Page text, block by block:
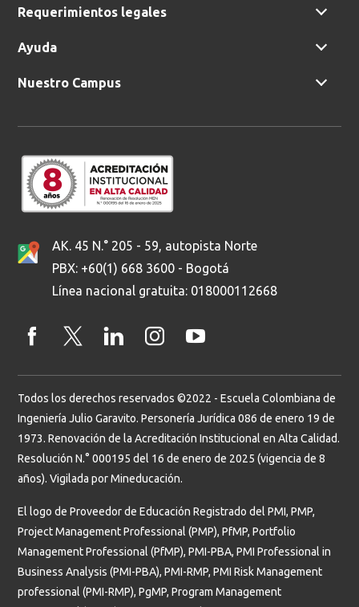
Requerimientos legales
Ayuda
Nuestro Campus
AK. 45 N.° 205 - 59, autopista Norte
PBX: +60(1) 668 3600 - Bogotá
Línea nacional gratuita: 018000112668
Todos los derechos reservados ©2022 - Escuela Colombiana de
Ingeniería Julio Garavito. Personería Jurídica 086 de enero 19 de
1973. Renovación de la Acreditación Institucional en Alta Calidad.
Resolución N.° 000195 del 16 de enero de 2025 (vigencia de 8
años). Vigilada por Mineducación.
El logo de Proveedor de Educación Registrado del PMI, PMP,
Project Management Professional (PMP), PfMP, Portfolio
Management Professional (PfMP), PMI-PBA, PMI Professional in
Business Analysis (PMI-PBA), PMI-RMP, PMI Risk Management
professional (PMI-RMP), PgMP, Program Management